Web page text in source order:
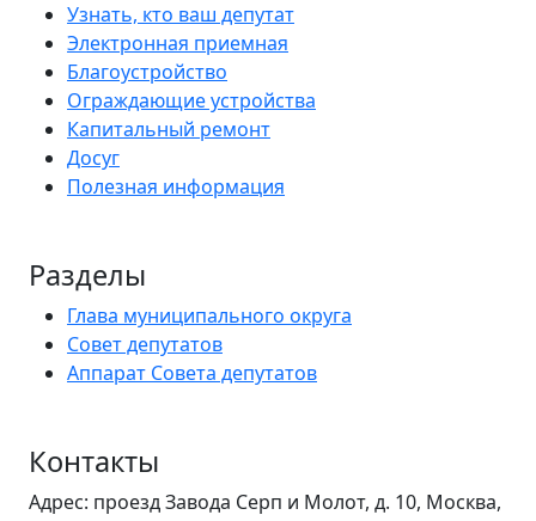
Узнать, кто ваш депутат
Электронная приемная
Благоустройство
Ограждающие устройства
Капитальный ремонт
Досуг
Полезная информация
Разделы
Глава муниципального округа
Совет депутатов
Аппарат Совета депутатов
Контакты
Адрес: проезд Завода Серп и Молот, д. 10, Москва,